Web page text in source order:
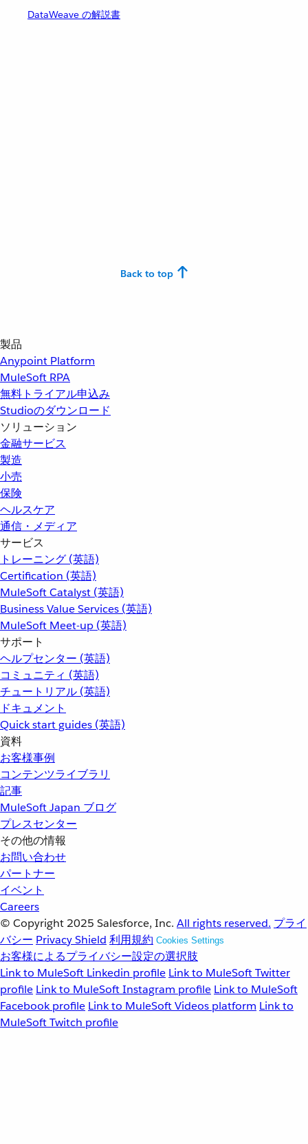
DataWeave の解説書
Back to top
製品
Anypoint Platform
MuleSoft RPA
無料トライアル申込み
Studioのダウンロード
ソリューション
金融サービス
製造
小売
保険
ヘルスケア
通信・メディア
サービス
トレーニング (英語)
Certification (英語)
MuleSoft Catalyst (英語)
Business Value Services (英語)
MuleSoft Meet-up (英語)
サポート
ヘルプセンター (英語)
コミュニティ (英語)
チュートリアル (英語)
ドキュメント
Quick start guides (英語)
資料
お客様事例
コンテンツライブラリ
記事
MuleSoft Japan ブログ
プレスセンター
その他の情報
お問い合わせ
パートナー
イベント
Careers
© Copyright 2025 Salesforce, Inc. All rights reserved. プライ
バシー Privacy Shield 利用規約 Cookies Settings
お客様によるプライバシー設定の選択肢
Link to MuleSoft Linkedin profile Link to MuleSoft Twitter
profile Link to MuleSoft Instagram profile Link to MuleSoft
Facebook profile Link to MuleSoft Videos platform Link to
MuleSoft Twitch profile